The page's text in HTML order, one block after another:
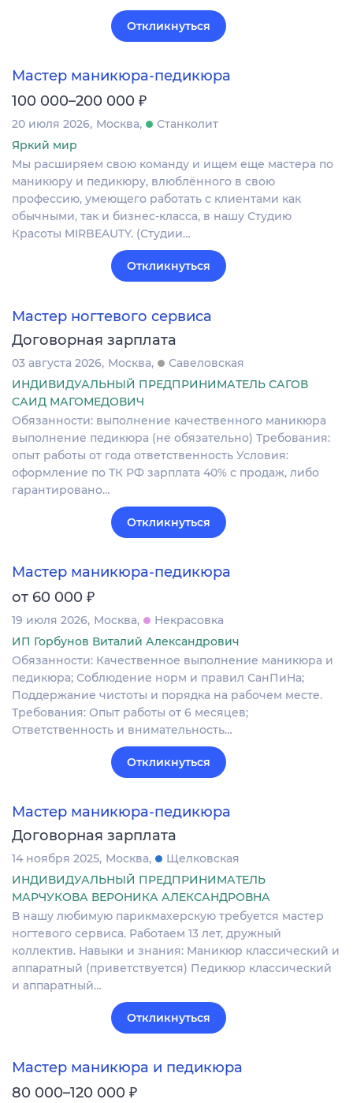
Откликнуться
Мастер маникюра-педикюра
100 000–200 000 ₽
20 июля 2026 Москва
Станколит
Яркий мир
Мы расширяем свою команду и ищем еще мастера по
маникюру и педикюру, влюблённого в свою
профессию, умеющего работать с клиентами как
обычными, так и бизнес-класса, в нашу Студию
Красоты MIRBEAUTY. (Студии…
Откликнуться
Мастер ногтевого сервиса
Договорная зарплата
03 августа 2026 Москва
Савеловская
ИНДИВИДУАЛЬНЫЙ ПРЕДПРИНИМАТЕЛЬ САГОВ
САИД МАГОМЕДОВИЧ
Обязанности: выполнение качественного маникюра
выполнение педикюра (не обязательно) Требования:
опыт работы от года ответственность Условия:
оформление по ТК РФ зарплата 40% с продаж, либо
гарантировано…
Откликнуться
Мастер маникюра-педикюра
от 60 000 ₽
19 июля 2026 Москва
Некрасовка
ИП Горбунов Виталий Александрович
Обязанности: Качественное выполнение маникюра и
педикюра; Соблюдение норм и правил СанПиНа;
Поддержание чистоты и порядка на рабочем месте.
Требования: Опыт работы от 6 месяцев;
Ответственность и внимательность…
Откликнуться
Мастер маникюра-педикюра
Договорная зарплата
14 ноября 2025 Москва
Щелковская
ИНДИВИДУАЛЬНЫЙ ПРЕДПРИНИМАТЕЛЬ
МАРЧУКОВА ВЕРОНИКА АЛЕКСАНДРОВНА
В нашу любимую парикмахерскую требуется мастер
ногтевого сервиса. Работаем 13 лет, дружный
коллектив. Навыки и знания: Маникюр классический и
аппаратный (приветствуется) Педикюр классический
и аппаратный…
Откликнуться
Мастер маникюра и педикюра
80 000–120 000 ₽